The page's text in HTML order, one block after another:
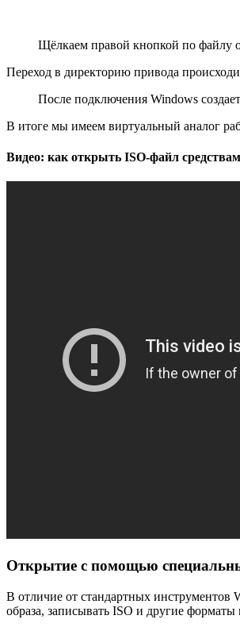
Щёлкаем правой кнопкой по файлу
Переход в директорию привода
После подключения Windows
В итоге мы имеем виртуальный аналог
Видео: как открыть ISO-файл
Открытие с помощью
В отличие от стандартных
образа, записывать ISO и другие